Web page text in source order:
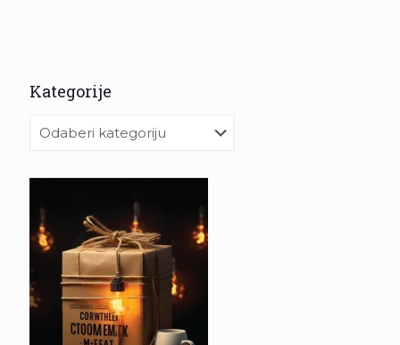
Kategorije